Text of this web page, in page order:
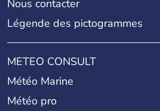
Nous contacter
Légende des pictogrammes
METEO CONSULT
Météo Marine
Météo pro